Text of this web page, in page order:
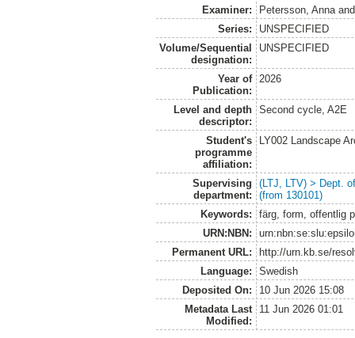
Examiner:
Petersson, Anna
Series:
UNSPECIFIED
Volume/Sequential
designation:
UNSPECIFIED
Year of
Publication:
2026
Level and depth
descriptor:
Second cycle, A2E
Student's
programme
affiliation:
LY002 Landscape
Supervising
department:
(LTJ, LTV) > Dept.
(from 130101)
Keywords:
färg, form, offentlig
URN:NBN:
Permanent URL:
http://urn.kb.se/
Language:
Swedish
Deposited On:
10 Jun 2026 15:08
Metadata Last
Modified:
11 Jun 2026 01:01